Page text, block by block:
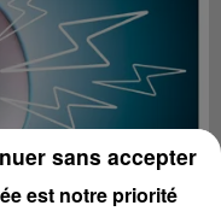
est notre priorité
sans accepter